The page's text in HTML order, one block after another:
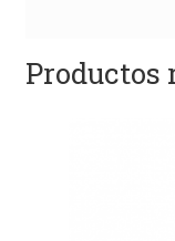
Productos